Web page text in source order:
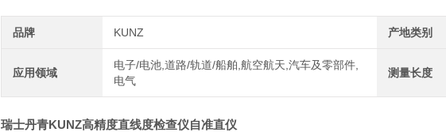
品牌 KUNZ 产地类别
应用领域
电子/电池,道路/轨道/船舶,航空航天,汽车及零部件,
电气
测量长度
瑞士丹青KUNZ高精度直线度检查仪自准直仪